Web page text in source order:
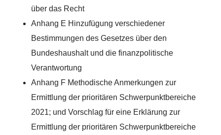
über das Recht
Anhang E Hinzufügung verschiedener
Bestimmungen des Gesetzes über den
Bundeshaushalt und die finanzpolitische
Verantwortung
Anhang F Methodische Anmerkungen zur
Ermittlung der prioritären Schwerpunktbereiche
2021; und Vorschlag für eine Erklärung zur
Ermittlung der prioritären Schwerpunktbereiche